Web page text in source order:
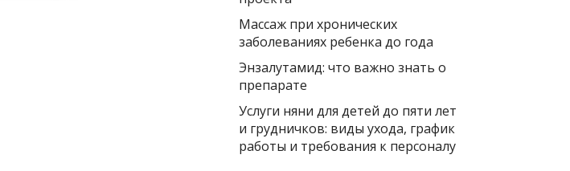
Массаж при хронических
заболеваниях ребенка до года
Энзалутамид: что важно знать о
препарате
Услуги няни для детей до пяти лет
и грудничков: виды ухода, график
работы и требования к персоналу